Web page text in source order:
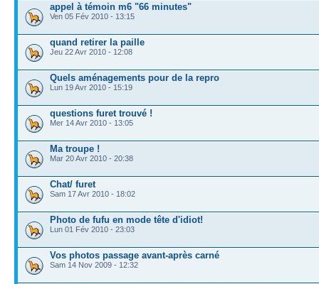
appel à témoin m6 "66 minutes"
Ven 05 Fév 2010 - 13:15
quand retirer la paille
Jeu 22 Avr 2010 - 12:08
Quels aménagements pour de la repro
Lun 19 Avr 2010 - 15:19
questions furet trouvé !
Mer 14 Avr 2010 - 13:05
Ma troupe !
Mar 20 Avr 2010 - 20:38
Chat/ furet
Sam 17 Avr 2010 - 18:02
Photo de fufu en mode tête d'idiot!
Lun 01 Fév 2010 - 23:03
Vos photos passage avant-après carné
Sam 14 Nov 2009 - 12:32